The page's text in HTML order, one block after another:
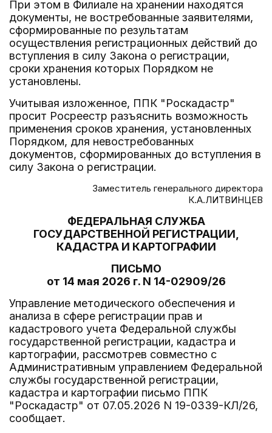
При этом в Филиале на хранении находятся
документы, не востребованные заявителями,
сформированные по результатам
осуществления регистрационных действий до
вступления в силу Закона о регистрации,
сроки хранения которых Порядком не
установлены.
Учитывая изложенное, ППК "Роскадастр"
просит Росреестр разъяснить возможность
применения сроков хранения, установленных
Порядком, для невостребованных
документов, сформированных до вступления в
силу Закона о регистрации.
Заместитель генерального директора
К.А.ЛИТВИНЦЕВ
ФЕДЕРАЛЬНАЯ СЛУЖБА
ГОСУДАРСТВЕННОЙ РЕГИСТРАЦИИ,
КАДАСТРА И КАРТОГРАФИИ
ПИСЬМО
от 14 мая 2026 г. N 14-02909/26
Управление методического обеспечения и
анализа в сфере регистрации прав и
кадастрового учета Федеральной службы
государственной регистрации, кадастра и
картографии, рассмотрев совместно с
Административным управлением Федеральной
службы государственной регистрации,
кадастра и картографии письмо ППК
"Роскадастр" от 07.05.2026 N 19-0339-КЛ/26,
сообщает.